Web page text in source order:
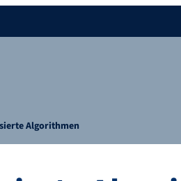
Algorithmen